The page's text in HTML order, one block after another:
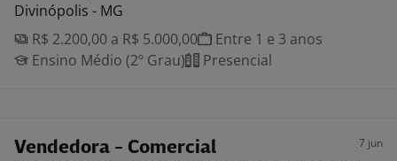
Divinópolis - MG
R$ 2.200,00 a R$ 5.000,00
Entre 1 e 3 anos
Ensino Médio (2º Grau)
Presencial
Vendedora - Comercial 7 jun